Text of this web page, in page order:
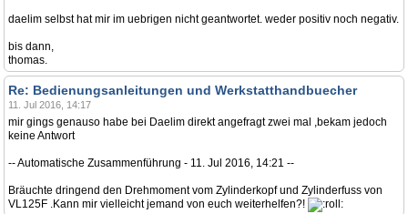
daelim selbst hat mir im uebrigen nicht geantwortet. weder positiv noch negativ.
bis dann,
thomas.
Re: Bedienungsanleitungen und Werkstatthandbuecher
11. Jul 2016, 14:17
mir gings genauso habe bei Daelim direkt angefragt zwei mal ,bekam jedoch
keine Antwort
-- Automatische Zusammenführung - 11. Jul 2016, 14:21 --
Bräuchte dringend den Drehmoment vom Zylinderkopf und Zylinderfuss von
VL125F .Kann mir vielleicht jemand von euch weiterhelfen?!